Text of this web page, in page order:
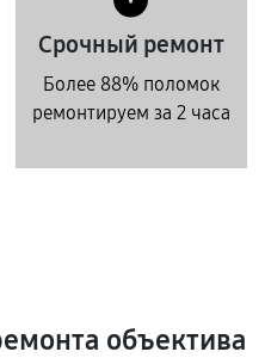
Срочный ремонт
Более 88% поломок
ремонтируем за 2 часа
объектива